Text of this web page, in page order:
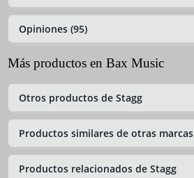
Opiniones (95)
Más productos en Bax Music
Otros productos de Stagg
Productos similares de otras marcas
Productos relacionados de Stagg